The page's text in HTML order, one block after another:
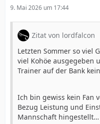
9. Mai 2026 um 17:44
Zitat von lordfalcon
Letzten Sommer so viel
viel Kohöe ausgegeben
Trainer auf der Bank
Ich bin gewiss kein Fan
Bezug Leistung und
Mannschaft hingestellt…